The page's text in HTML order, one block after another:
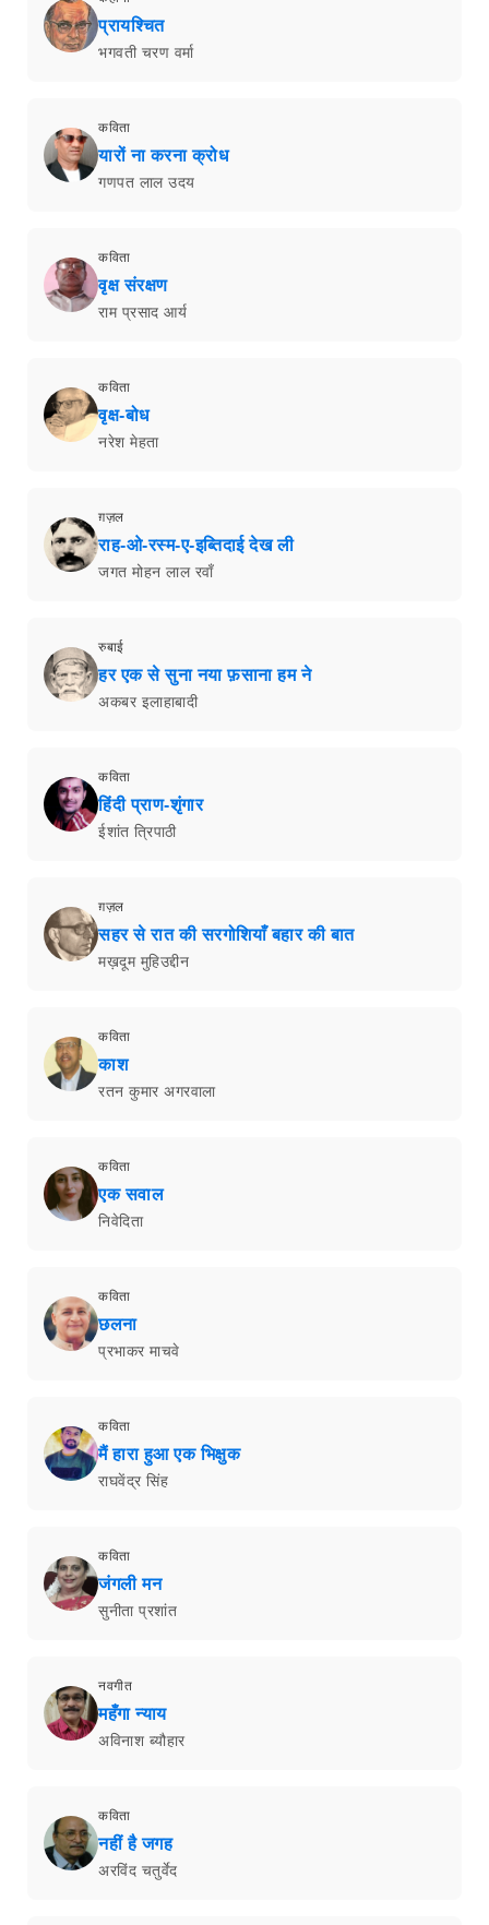
प्रायश्चित
भगवती चरण वर्मा
कविता
यारों ना करना क्रोध
गणपत लाल उदय
कविता
वृक्ष संरक्षण
राम प्रसाद आर्य
कविता
वृक्ष-बोध
नरेश मेहता
ग़ज़ल
राह-ओ-रस्म-ए-इब्तिदाई देख ली
जगत मोहन लाल रवाँ
रुबाई
हर एक से सुना नया फ़साना हम ने
अकबर इलाहाबादी
कविता
हिंदी प्राण-शृंगार
ईशांत त्रिपाठी
ग़ज़ल
सहर से रात की सरगोशियाँ बहार की बात
मख़दूम मुहिउद्दीन
कविता
काश
रतन कुमार अगरवाला
कविता
एक सवाल
निवेदिता
कविता
छलना
प्रभाकर माचवे
कविता
मैं हारा हुआ एक भिक्षुक
राघवेंद्र सिंह
कविता
जंगली मन
सुनीता प्रशांत
नवगीत
महँगा न्याय
अविनाश ब्यौहार
कविता
नहीं है जगह
अरविंद चतुर्वेद